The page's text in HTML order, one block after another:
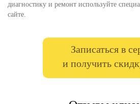
диагностику и ремонт используйте
сайте.
Записаться в
и получить